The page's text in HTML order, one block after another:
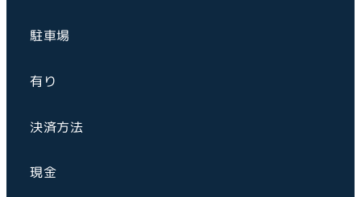
駐車場
有り
決済方法
現金